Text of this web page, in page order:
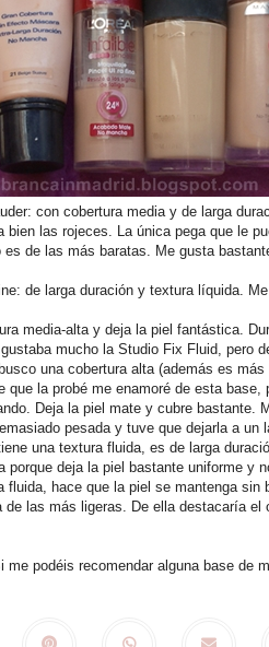
con cobertura media y de larga
las rojeces. La única pega que le
de las más baratas. Me gusta
de larga duración y textura líquida.
media-alta y deja la piel fantástica.
mucho la Studio Fix Fluid, pero
una cobertura alta (además es más
que la probé me enamoré de esta base,
Deja la piel mate y cubre bastante.
pesada y tuve que dejarla a un
una textura fluida, es de larga
deja la piel bastante uniforme y
fluida, hace que la piel se mantenga sin
de las más ligeras. De ella destacaría el
me podéis recomendar alguna base de